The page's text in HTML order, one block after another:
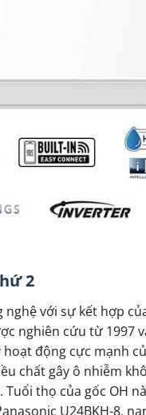
2
với sự kết hợp
nghiên cứu từ 1997
động cực mạnh
chất gây ô nhiễm
thọ của gốc OH
U24BKH-8,